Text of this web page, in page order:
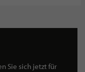
Sie sich jetzt für